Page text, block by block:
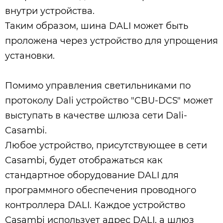
внутри устройства.
Таким образом, шина DALI может быть
проложена через устройство для упрощения
установки.
Помимо управления светильниками по
протоколу Dali устройство "CBU-DCS" может
выступать в качестве шлюза сети Dali-
Casambi.
Любое устройство, присутствующее в сети
Casambi, будет отображаться как
стандартное оборудование DALI для
программного обеспечения проводного
контроллера DALI. Каждое устройство
Casambi использует адрес DALI, а шлюз